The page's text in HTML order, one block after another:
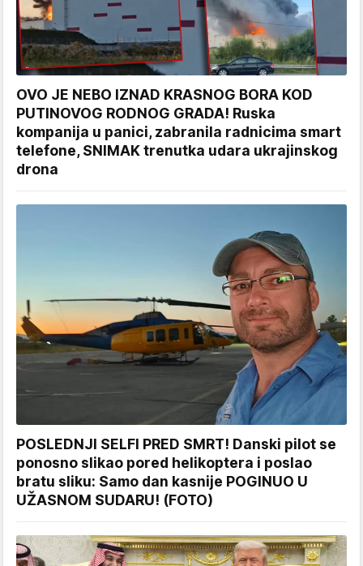
OVO JE NEBO IZNAD KRASNOG BORA KOD
PUTINOVOG RODNOG GRADA! Ruska
kompanija u panici, zabranila radnicima smart
telefone, SNIMAK trenutka udara ukrajinskog
drona
POSLEDNJI SELFI PRED SMRT! Danski pilot se
ponosno slikao pored helikoptera i poslao
bratu sliku: Samo dan kasnije POGINUO U
UŽASNOM SUDARU! (FOTO)